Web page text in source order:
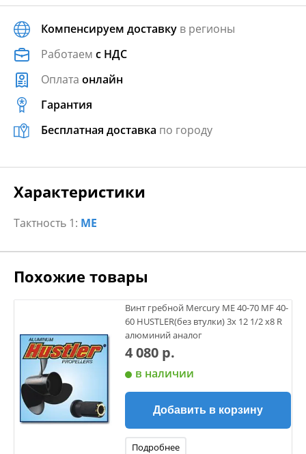
Компенсируем доставку в регионы
Работаем с НДС
Оплата онлайн
Гарантия
Бесплатная доставка по городу
Характеристики
Тактность 1: ME
Похожие товары
Винт гребной Mercury ME 40-70 MF 40-
60 HUSTLER(без втулки) 3х 12 1/2 х8 R
алюминий аналог
4 080 р.
в наличии
Добавить в корзину
Подробнее